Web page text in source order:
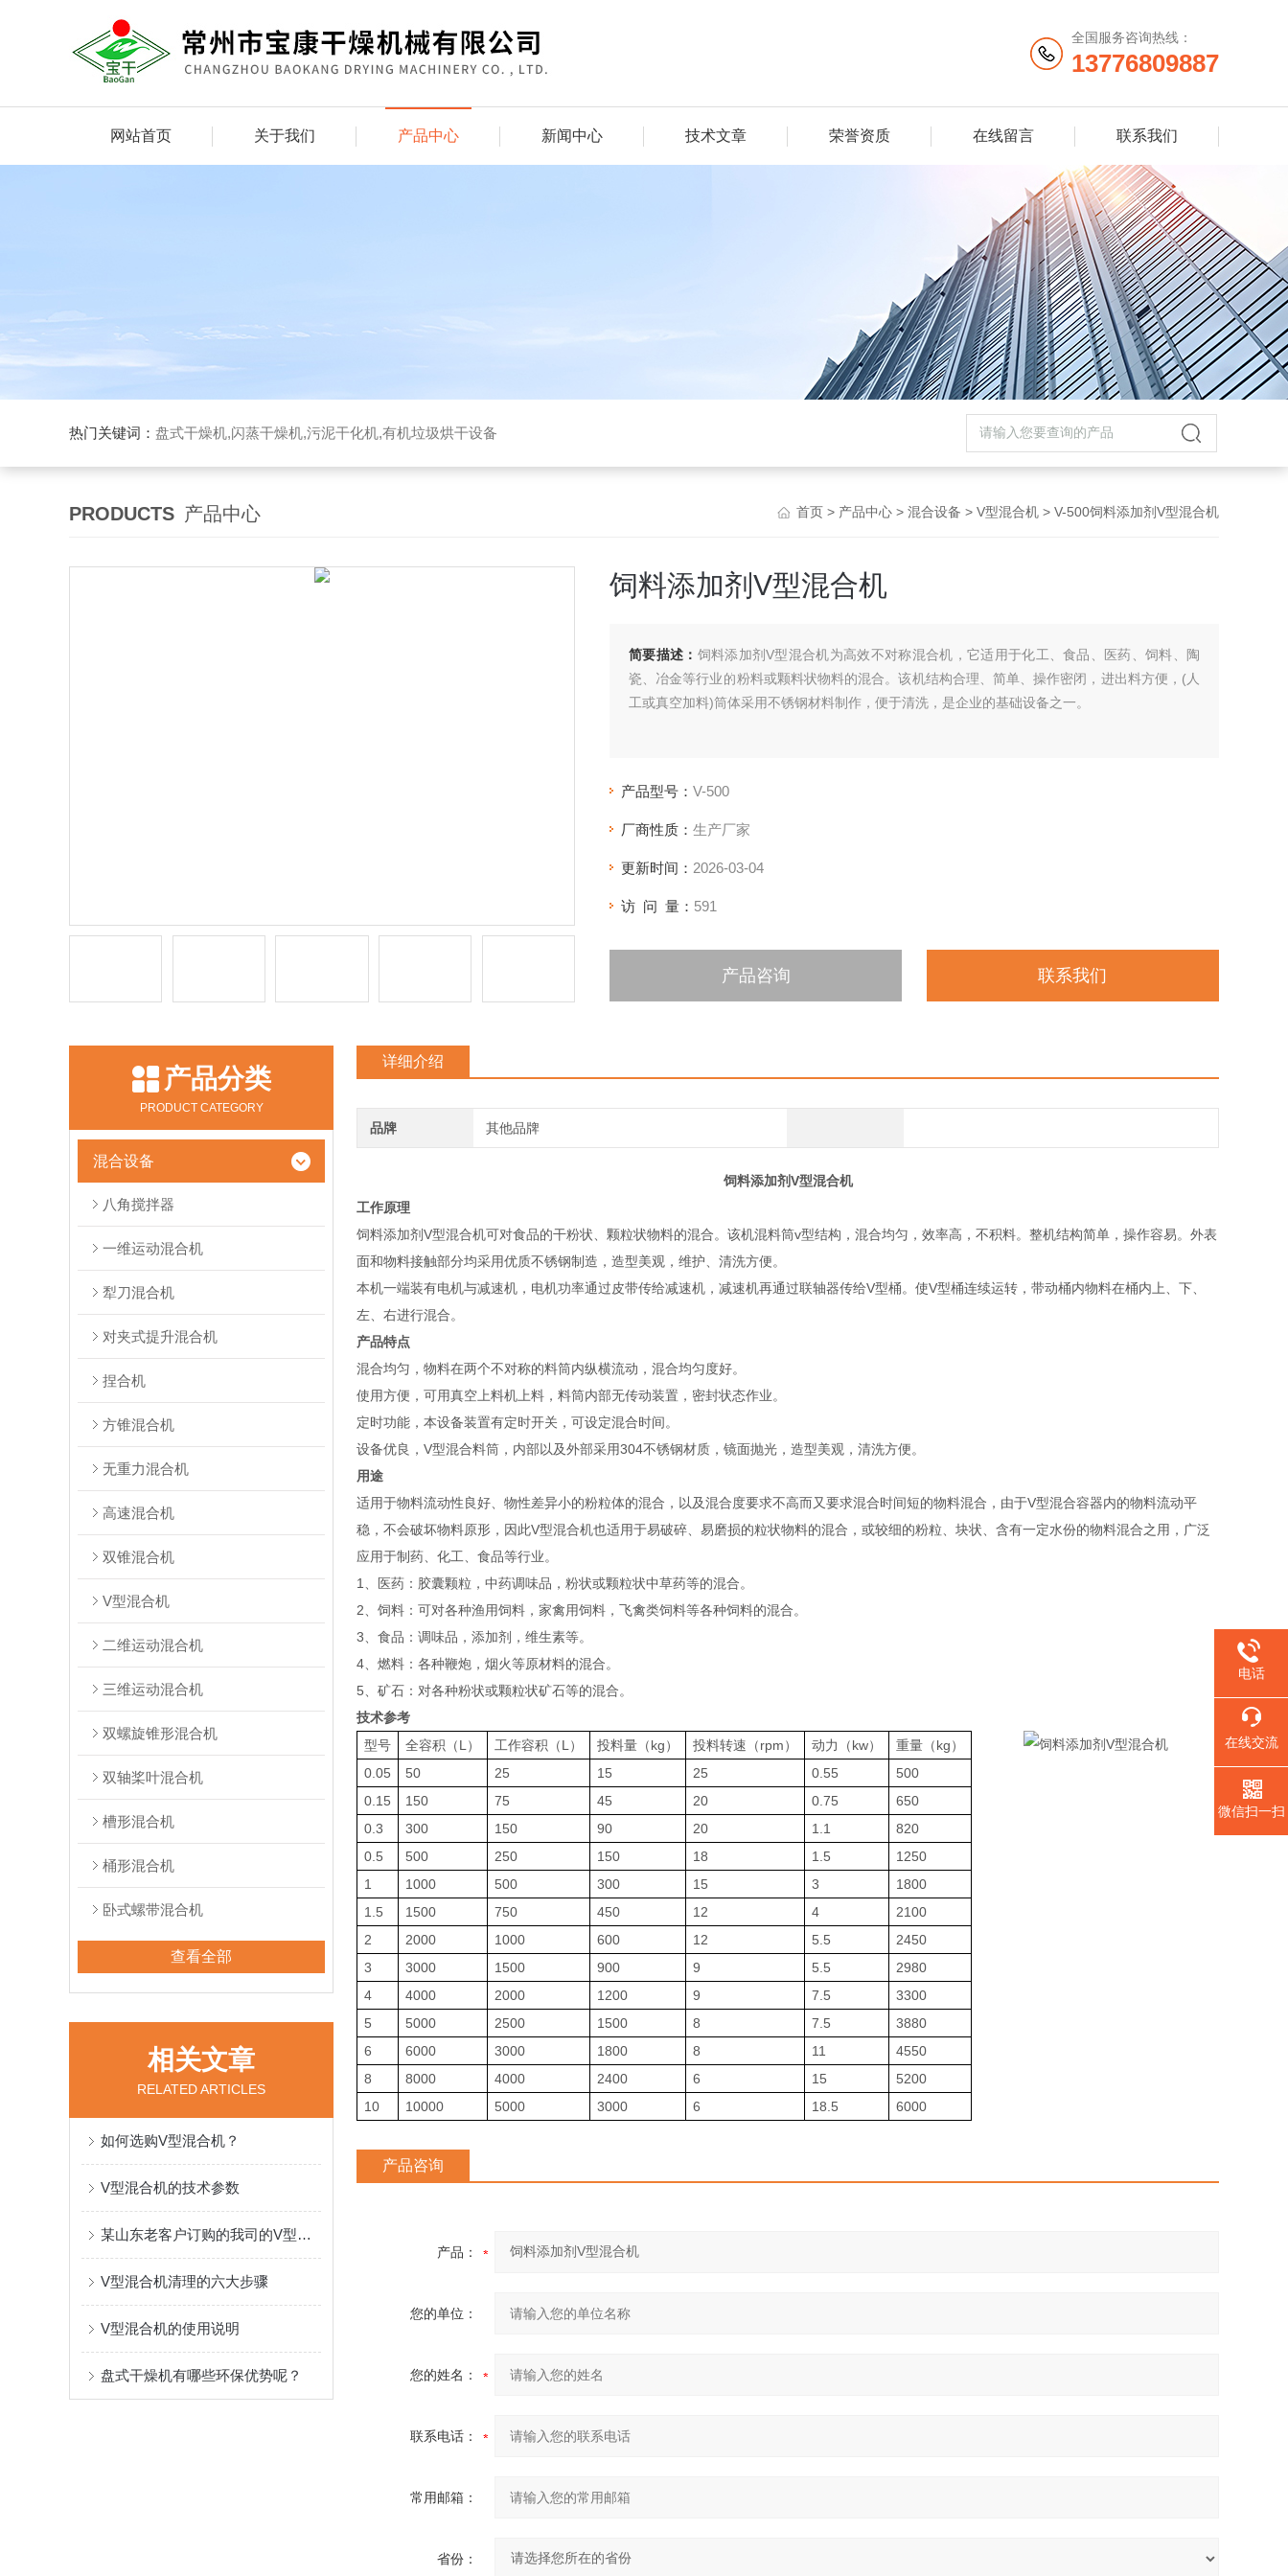
全国服务咨询热线：
13776809887
网站首页 关于我们 产品中心 新闻中心 技术文章 荣誉资质 在线留言 联系我们
热门关键词： 盘式干燥机,闪蒸干燥机,污泥干化机,有机垃圾烘干设备
PRODUCTS 产品中心 首页 > 产品中心 > 混合设备 > V型混合机 > V-500饲料添加剂V型混合机
饲料添加剂V型混合机
简要描述： 饲料添加剂V型混合机为高效不对称混合机，它适用于化工、食品、医药、饲料、陶
瓷、冶金等行业的粉料或颗料状物料的混合。该机结构合理、简单、操作密闭，进出料方便，(人
工或真空加料)筒体采用不锈钢材料制作，便于清洗，是企业的基础设备之一。
产品型号： V-500
厂商性质： 生产厂家
更新时间： 2026-03-04
访 问 量： 591
产品咨询 联系我们
产品分类
PRODUCT CATEGORY
混合设备
八角搅拌器
一维运动混合机
犁刀混合机
对夹式提升混合机
捏合机
方锥混合机
无重力混合机
高速混合机
双锥混合机
V型混合机
二维运动混合机
三维运动混合机
双螺旋锥形混合机
双轴桨叶混合机
槽形混合机
桶形混合机
卧式螺带混合机
查看全部
相关文章
RELATED ARTICLES
如何选购V型混合机？
V型混合机的技术参数
某山东老客户订购的我司的V型混合机
V型混合机清理的六大步骤
V型混合机的使用说明
盘式干燥机有哪些环保优势呢？
详细介绍
品牌 其他品牌
饲料添加剂V型混合机
工作原理
饲料添加剂V型混合机可对食品的干粉状、颗粒状物料的混合。该机混料筒v型结构，混合均匀，效率高，不积料。整机结构简单，操作容易。外表
面和物料接触部分均采用优质不锈钢制造，造型美观，维护、清洗方便。
本机一端装有电机与减速机，电机功率通过皮带传给减速机，减速机再通过联轴器传给V型桶。使V型桶连续运转，带动桶内物料在桶内上、下、
左、右进行混合。
产品特点
混合均匀，物料在两个不对称的料筒内纵横流动，混合均匀度好。
使用方便，可用真空上料机上料，料筒内部无传动装置，密封状态作业。
定时功能，本设备装置有定时开关，可设定混合时间。
设备优良，V型混合料筒，内部以及外部采用304不锈钢材质，镜面抛光，造型美观，清洗方便。
用途
适用于物料流动性良好、物性差异小的粉粒体的混合，以及混合度要求不高而又要求混合时间短的物料混合，由于V型混合容器内的物料流动平
稳，不会破坏物料原形，因此V型混合机也适用于易破碎、易磨损的粒状物料的混合，或较细的粉粒、块状、含有一定水份的物料混合之用，广泛
应用于制药、化工、食品等行业。
1、医药：胶囊颗粒，中药调味品，粉状或颗粒状中草药等的混合。
2、饲料：可对各种渔用饲料，家禽用饲料，飞禽类饲料等各种饲料的混合。
3、食品：调味品，添加剂，维生素等。
4、燃料：各种鞭炮，烟火等原材料的混合。
5、矿石：对各种粉状或颗粒状矿石等的混合。
技术参考
型号
全容积（L） 工作容积（L） 投料量（kg） 投料转速（rpm） 动力（kw）
重量（kg）
0.05
50 25 15 25 0.55
500
0.15
150 75 45 20 0.75
650
0.3
300 150 90 20 1.1
820
0.5
500 250 150 18 1.5
1250
1
1000 500 300 15 3
1800
1.5
1500 750 450 12 4
2100
2
2000 1000 600 12 5.5
2450
3
3000 1500 900 9 5.5
2980
4
4000 2000 1200 9 7.5
3300
5
5000 2500 1500 8 7.5
3880
6
6000 3000 1800 8 11
4550
8
8000 4000 2400 6 15
5200
10
10000 5000 3000 6 18.5 6000
产品咨询
产品：
您的单位：
您的姓名：
联系电话：
常用邮箱：
省份：
电话
在线交流
微信扫一扫